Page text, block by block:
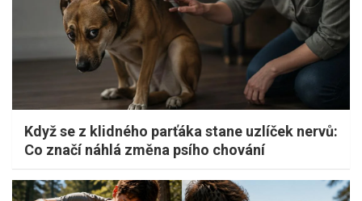
Když se z klidného parťáka stane uzlíček nervů:
Co značí náhlá změna psího chování